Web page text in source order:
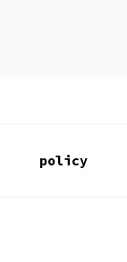
policy